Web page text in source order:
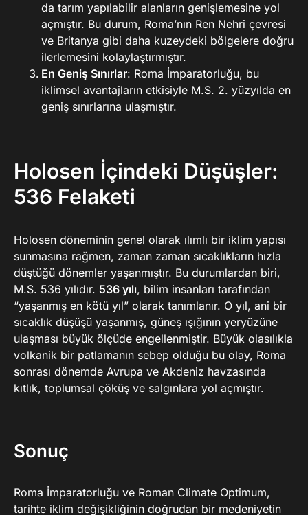
da tarım yapılabilir alanların genişlemesine yol
açmıştır. Bu durum, Roma’nın Ren Nehri çevresi
ve Britanya gibi daha kuzeydeki bölgelere doğru
ilerlemesini kolaylaştırmıştır.
En Geniş Sınırlar: Roma İmparatorluğu, bu
iklimsel avantajların etkisiyle M.S. 2. yüzyılda en
geniş sınırlarına ulaşmıştır.
Holosen İçindeki Düşüşler:
536 Felaketi
Holosen döneminin genel olarak ılımlı bir iklim yapısı
sunmasına rağmen, zaman zaman sıcaklıkların hızla
düştüğü dönemler yaşanmıştır. Bu durumlardan biri,
M.S. 536 yılıdır. 536 yılı, bilim insanları tarafından
“yaşanmış en kötü yıl” olarak tanımlanır. O yıl, ani bir
sıcaklık düşüşü yaşanmış, güneş ışığının yeryüzüne
ulaşması büyük ölçüde engellenmiştir. Büyük olasılıkla
volkanik bir patlamanın sebep olduğu bu olay, Roma
sonrası dönemde Avrupa ve Akdeniz havzasında
kıtlık, toplumsal çöküş ve salgınlara yol açmıştır.
Sonuç
Roma İmparatorluğu ve Roman Climate Optimum,
tarihte iklim değişikliğinin doğrudan bir medeniyetin